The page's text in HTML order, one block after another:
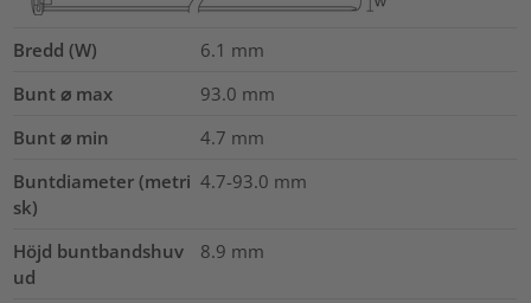
Bredd (W) 6.1 mm
Bunt ⌀ max
93.0 mm
Bunt ⌀ min
4.7 mm
Buntdiameter (metri
sk)
4.7-93.0 mm
Höjd buntbandshuv
ud
8.9 mm